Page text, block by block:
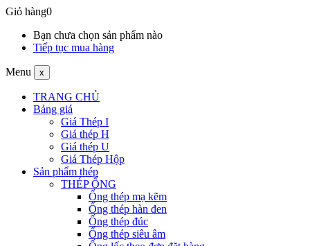
Giỏ hàng0
Bạn chưa chọn sản phẩm nào
Tiếp tục mua hàng
Menu x
TRANG CHỦ
Bảng giá
Giá Thép I
Giá thép H
Giá thép U
Giá Thép Hộp
Sản phẩm thép
THÉP ỐNG
Ống thép mạ kẽm
Ống thép hàn đen
Ống thép đúc
Ống thép siêu âm